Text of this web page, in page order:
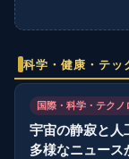
科学・健康・テッ
国際・科学・テクノ
宇宙の静寂と人
多様なニュース